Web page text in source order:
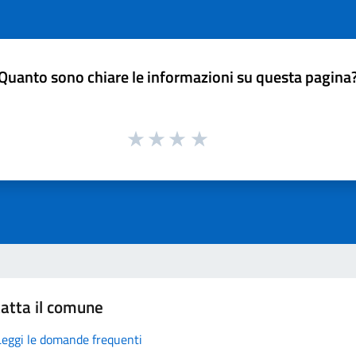
sono chiare le informazioni su questa
il comune
le domande frequenti